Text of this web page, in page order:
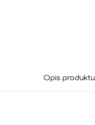
Opis produktu